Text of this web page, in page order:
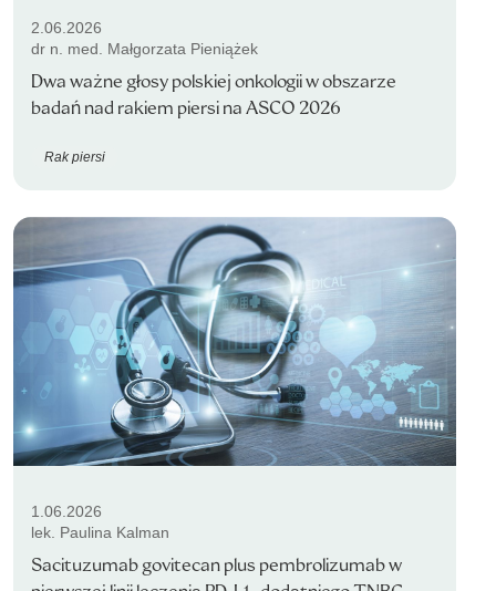
2.06.2026
dr n. med. Małgorzata Pieniążek
Dwa ważne głosy polskiej onkologii w obszarze
badań nad rakiem piersi na ASCO 2026
Rak piersi
1.06.2026
lek. Paulina Kalman
Sacituzumab govitecan plus pembrolizumab w